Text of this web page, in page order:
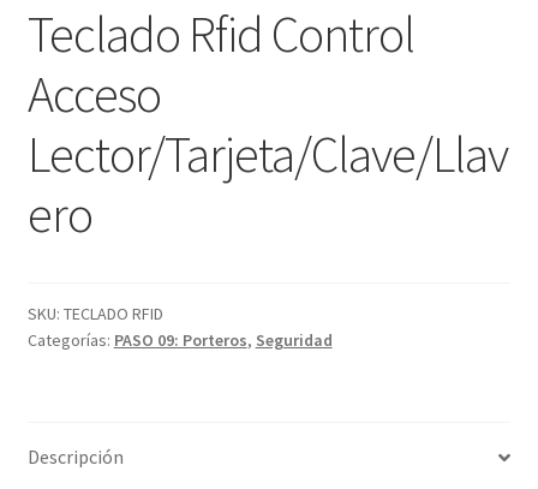
Teclado Rfid Control
Acceso
Lector/Tarjeta/Clave/Llav
ero
SKU: TECLADO RFID
Categorías: PASO 09: Porteros, Seguridad
Descripción